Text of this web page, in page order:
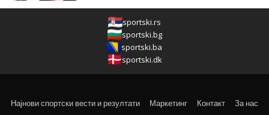
sportski.rs
sportski.bg
sportski.ba
sportski.dk
Најнови спортски вести и резултати Маркетинг Контакт За нас